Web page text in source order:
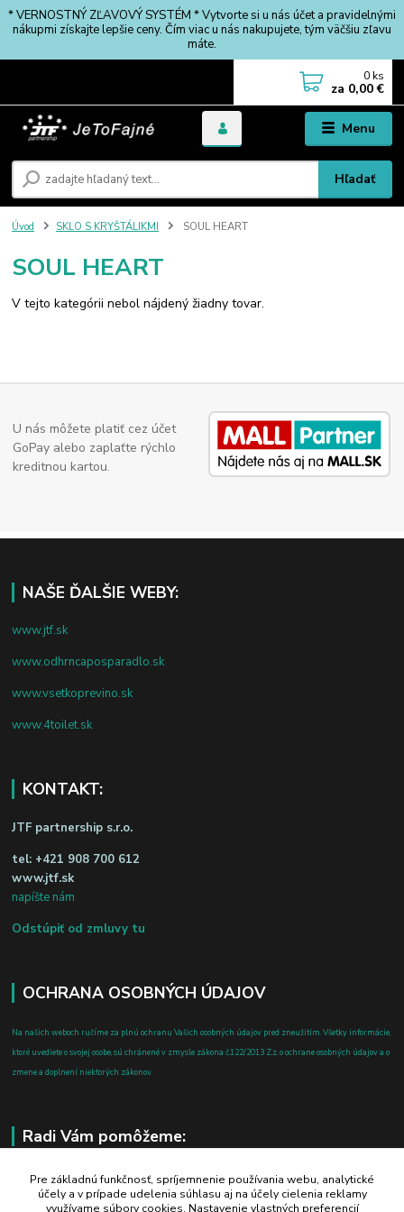
* VERNOSTNÝ ZĽAVOVÝ SYSTÉM * Vytvorte si u nás účet a pravidelnými
nákupmi získajte lepšie ceny. Čím viac u nás nakupujete, tým väčšiu zľavu
máte.
Menu
Hľadať
0 ks
za 0,00 €
Úvod SKLO S KRYŠTÁLIKMI SOUL HEART
SOUL HEART
V tejto kategórii nebol nájdený žiadny tovar.
U nás môžete platiť cez účet
GoPay alebo zaplaťte rýchlo
kreditnou kartou.
NAŠE ĎALŠIE WEBY:
www.jtf.sk
www.odhrncaposparadlo.sk
www.vsetkoprevino.sk
www.4toilet.sk
KONTAKT:
JTF partnership s.r.o.
tel: +421 908 700 612
www.jtf.sk
napíšte nám
Odstúpiť od zmluvy tu
OCHRANA OSOBNÝCH ÚDAJOV
Na našich weboch ručíme za plnú ochranu Vašich osobných údajov pred zneužitím. Všetky informácie,
ktoré uvediete o svojej osobe, sú chránené v zmysle zákona č.122/2013 Z.z. o ochrane osobných údajov a o
zmene a doplnení niektorých zákonov.
Radi Vám pomôžeme:
+421 908 700 612
po-pia: 8.00 - 16.00
Pre základnú funkčnosť, spríjemnenie používania webu, analytické
účely a v prípade udelenia súhlasu aj na účely cielenia reklamy
využívame súbory cookies. Nastavenie vlastných preferencií